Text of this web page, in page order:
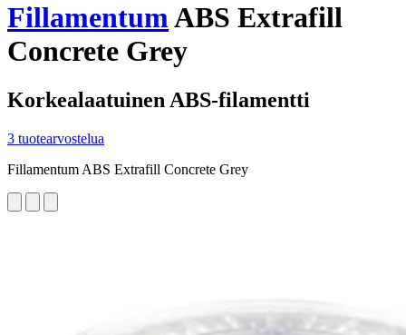
FillamentumABS Extrafill
Concrete Grey
Korkealaatuinen ABS-filamentti
3 tuotearvostelua
Fillamentum ABS Extrafill Concrete Grey